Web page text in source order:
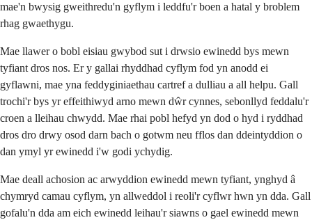
mae'n bwysig gweithredu'n gyflym i leddfu'r boen a hatal y broblem
rhag gwaethygu.
Mae llawer o bobl eisiau gwybod sut i drwsio ewinedd bys mewn
tyfiant dros nos. Er y gallai rhyddhad cyflym fod yn anodd ei
gyflawni, mae yna feddyginiaethau cartref a dulliau a all helpu. Gall
trochi'r bys yr effeithiwyd arno mewn dŵr cynnes, sebonllyd feddalu'r
croen a lleihau chwydd. Mae rhai pobl hefyd yn dod o hyd i ryddhad
dros dro drwy osod darn bach o gotwm neu fflos dan ddeintyddion o
dan ymyl yr ewinedd i'w godi ychydig.
Mae deall achosion ac arwyddion ewinedd mewn tyfiant, ynghyd â
chymryd camau cyflym, yn allweddol i reoli'r cyflwr hwn yn dda. Gall
gofalu'n dda am eich ewinedd leihau'r siawns o gael ewinedd mewn